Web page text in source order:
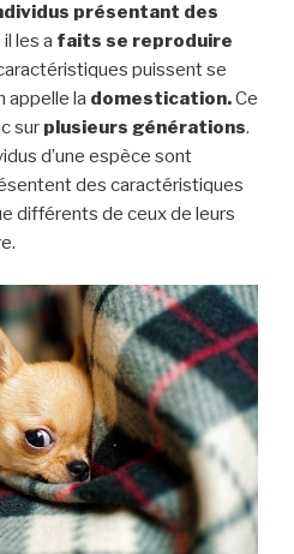
présentant des
il les a faits se reproduire
puissent se
appelle la domestication.Ce
sur plusieurs générations.
d’une espèce sont
des caractéristiques
différents de ceux de leurs